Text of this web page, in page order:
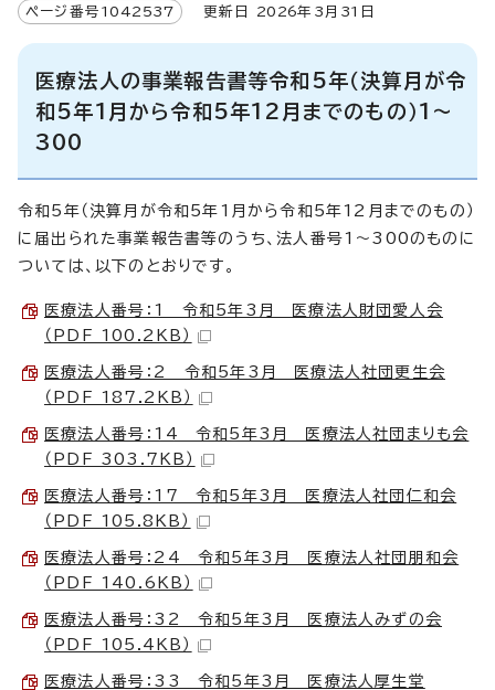
ページ番号 1042537 更新日 2026年3月 31 日
医療法人の事業報告書等令和5年（決算月が令
和5年1月から令和5年12月までのもの）1～
300
令和5年（決算月が令和5年1月から令和5年12月までのもの）
に届出られた事業報告書等のうち、法人番号1～300のものに
ついては、以下のとおりです。
医療法人番号：1 令和5年3月 医療法人財団愛人会
（PDF 100.2KB）
医療法人番号：2 令和5年3月 医療法人社団更生会
（PDF 187.2KB）
医療法人番号：14 令和5年3月 医療法人社団まりも会
（PDF 303.7KB）
医療法人番号：17 令和5年3月 医療法人社団仁和会
（PDF 105.8KB）
医療法人番号：24 令和5年3月 医療法人社団朋和会
（PDF 140.6KB）
医療法人番号：32 令和5年3月 医療法人みずの会
（PDF 105.4KB）
医療法人番号：33 令和5年3月 医療法人厚生堂